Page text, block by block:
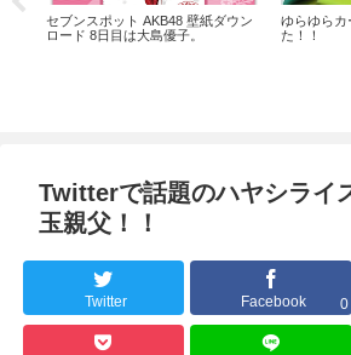
セブンスポット AKB48 壁紙ダウン
ロード 8日目は大島優子。
ゆらゆらカ
た！！
Twitterで話題のハヤシライ
玉親父！！
Twitter Facebook 0